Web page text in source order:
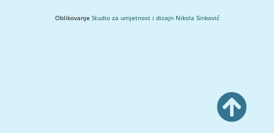
Oblikovanje Studio za umjetnost i dizajn Nikola Sinković